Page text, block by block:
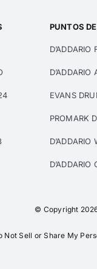
PUNTOS
D’ADDARIO
D’ADDARIO
EVANS
PROMARK
D’ADDARIO
© Copyright
Not Sell or Share My